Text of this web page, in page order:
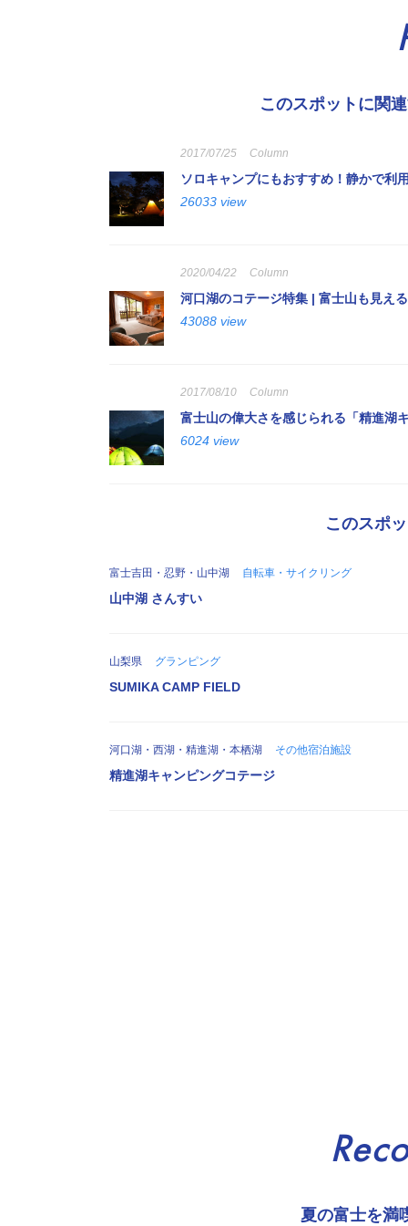
このスポットに関
2017/07/25 Column
ソロキャンプにもおすすめ！静かで利
26033 view
2020/04/22 Column
河口湖のコテージ特集 | 富士山も見え
43088 view
2017/08/10 Column
富士山の偉大さを感じられる「精進湖
6024 view
このスポ
富士吉田・忍野・山中湖 自転車・サイクリング
山中湖 さんすい
山梨県 グランピング
SUMIKA CAMP FIELD
河口湖・西湖・精進湖・本栖湖 その他宿泊施設
精進湖キャンピングコテージ
夏の富士を満